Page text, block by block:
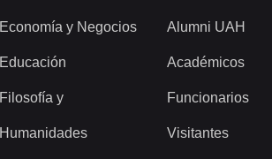
Economía y Negocios
Educación
Filosofía y
Humanidades
Alumni UAH
Académicos
Funcionarios
Visitantes